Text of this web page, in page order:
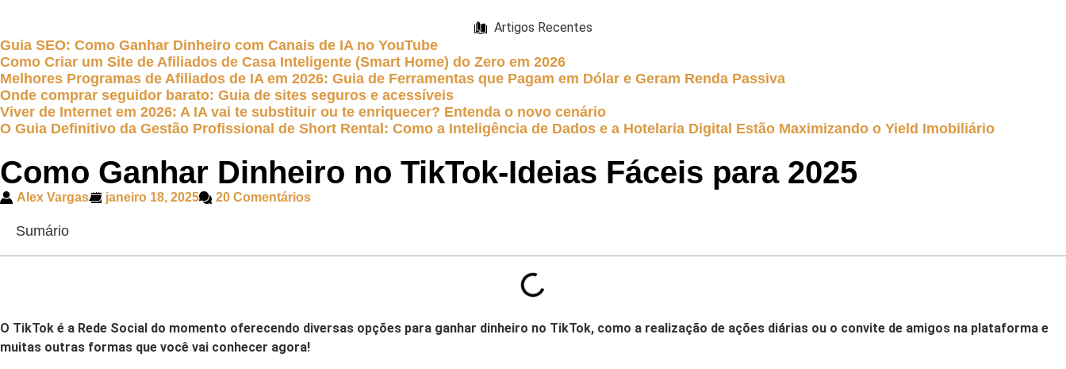
Artigos Recentes
Guia SEO: Como Ganhar Dinheiro com Canais de IA no YouTube
Como Criar um Site de Afiliados de Casa Inteligente (Smart Home) do Zero em 2026
Melhores Programas de Afiliados de IA em 2026: Guia de Ferramentas que Pagam em Dólar e Geram Renda Passiva
Onde comprar seguidor barato: Guia de sites seguros e acessíveis
Viver de Internet em 2026: A IA vai te substituir ou te enriquecer? Entenda o novo cenário
O Guia Definitivo da Gestão Profissional de Short Rental: Como a Inteligência de Dados e a Hotelaria Digital Estão Maximizando o Yield Imobiliário
Como Ganhar Dinheiro no TikTok-Ideias Fáceis para 2025
Alex Vargas janeiro 18, 2025 20 Comentários
Sumário
O TikTok é a Rede Social do momento oferecendo diversas opções para ganhar dinheiro no TikTok, como a realização de ações diárias ou o convite de amigos na plataforma e
muitas outras formas que você vai conhecer agora!